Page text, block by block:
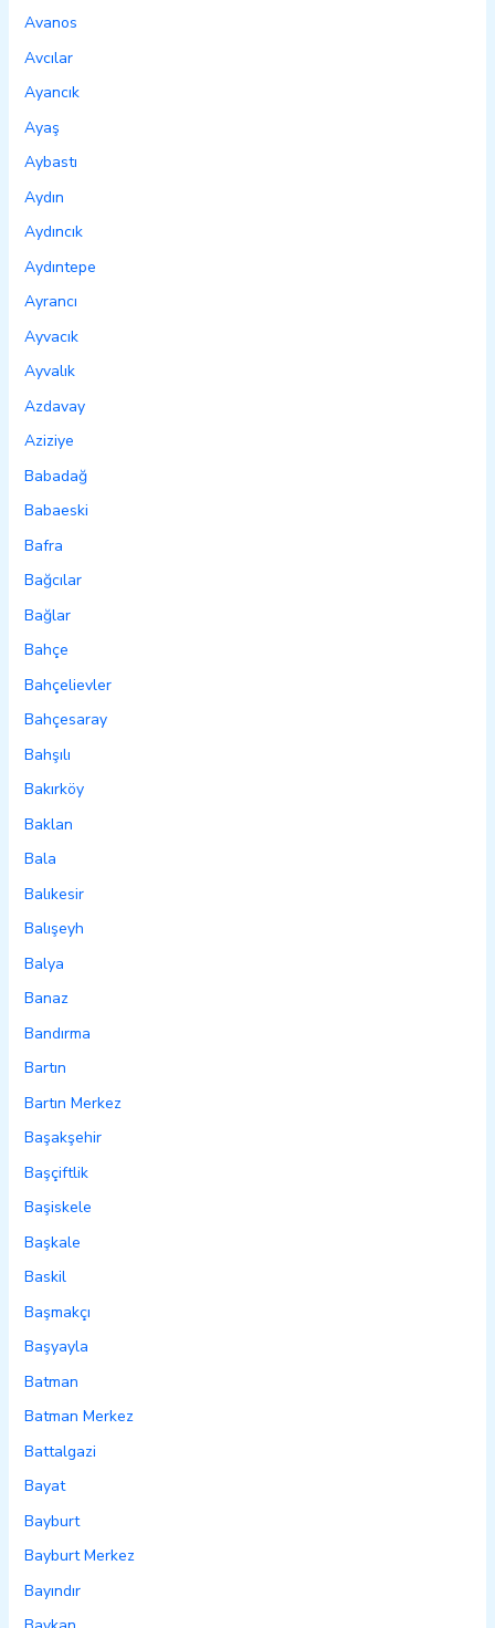
Avanos
Avcılar
Ayancık
Ayaş
Aybastı
Aydın
Aydıncık
Aydıntepe
Ayrancı
Ayvacık
Ayvalık
Azdavay
Aziziye
Babadağ
Babaeski
Bafra
Bağcılar
Bağlar
Bahçe
Bahçelievler
Bahçesaray
Bahşılı
Bakırköy
Baklan
Bala
Balıkesir
Balışeyh
Balya
Banaz
Bandırma
Bartın
Bartın Merkez
Başakşehir
Başçiftlik
Başiskele
Başkale
Baskil
Başmakçı
Başyayla
Batman
Batman Merkez
Battalgazi
Bayat
Bayburt
Bayburt Merkez
Bayındır